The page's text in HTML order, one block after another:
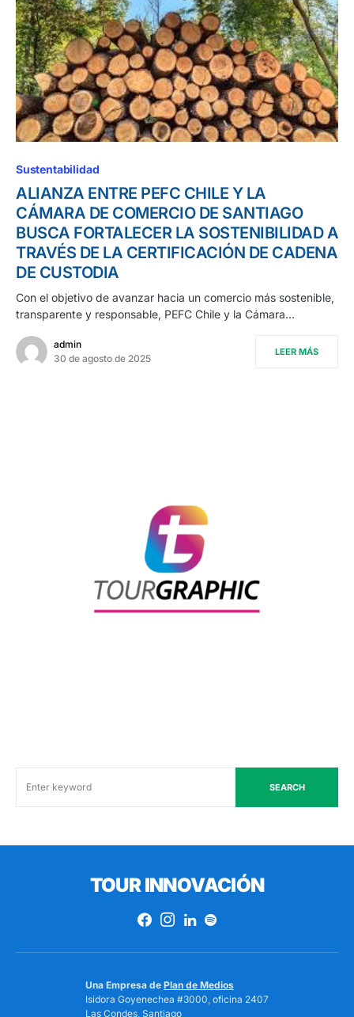
Sustentabilidad
ALIANZA ENTRE PEFC CHILE Y LA
CÁMARA DE COMERCIO DE SANTIAGO
BUSCA FORTALECER LA SOSTENIBILIDAD A
TRAVÉS DE LA CERTIFICACIÓN DE CADENA
DE CUSTODIA
Con el objetivo de avanzar hacia un comercio más sostenible,
transparente y responsable, PEFC Chile y la Cámara…
admin
30 de agosto de 2025
LEER MÁS
SEARCH
TOUR INNOVACIÓN
Una Empresa de Plan de Medios
Isidora Goyenechea #3000, oficina 2407
Las Condes, Santiago